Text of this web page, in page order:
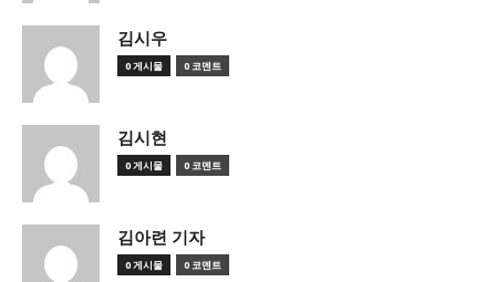
김시우
0 게시물 0 코멘트
김시현
0 게시물 0 코멘트
김아련 기자
0 게시물 0 코멘트